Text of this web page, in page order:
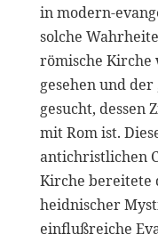
in modern-
solche
römische
gesehen und
gesucht, dessen
mit Rom ist.
antichristlichen
Kirche bereitete
heidnischer
einflußreiche